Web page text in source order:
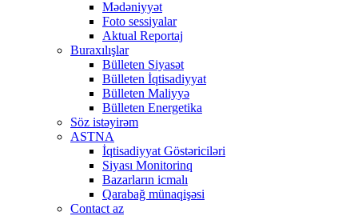
Mədəniyyət
Foto sessiyalar
Aktual Reportaj
Buraxılışlar
Bülleten Siyasət
Bülleten İqtisadiyyat
Bülleten Maliyyə
Bülleten Energetika
Söz istəyirəm
ASTNA
İqtisadiyyat Göstəriciləri
Siyası Monitorinq
Bazarların icmalı
Qarabağ münaqişəsi
Contact az